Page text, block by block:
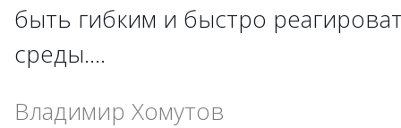
быть гибким и быстро
среды.…
Владимир Хомутов